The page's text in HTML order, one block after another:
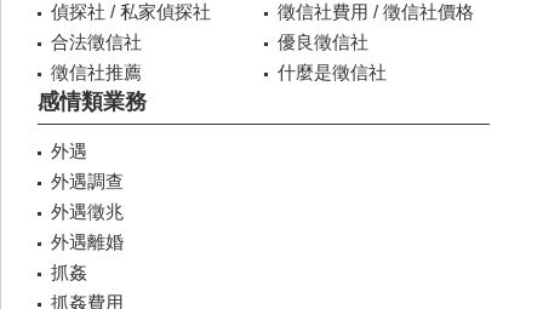
偵探社 / 私家偵探社
徵信社費用 / 徵信社價格
合法徵信社
優良徵信社
徵信社推薦
什麼是徵信社
感情類業務
外遇
外遇調查
外遇徵兆
外遇離婚
抓姦
抓姦費用